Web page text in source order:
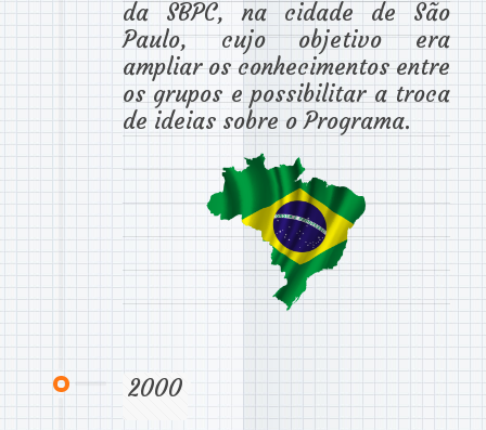
da SBPC, na cidade de São
Paulo, cujo objetivo era
ampliar os conhecimentos entre
os grupos e possibilitar a troca
de ideias sobre o Programa.
2000